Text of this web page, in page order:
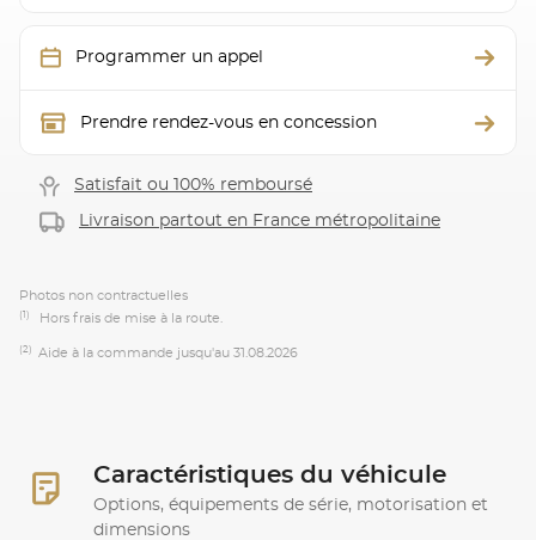
Programmer un appel
Prendre rendez-vous en concession
Satisfait ou 100% remboursé
Livraison partout en France métropolitaine
Photos non contractuelles
(1) Hors frais de mise à la route.
(2) Aide à la commande jusqu'au 31.08.2026
Caractéristiques du véhicule
Options, équipements de série, motorisation et
dimensions